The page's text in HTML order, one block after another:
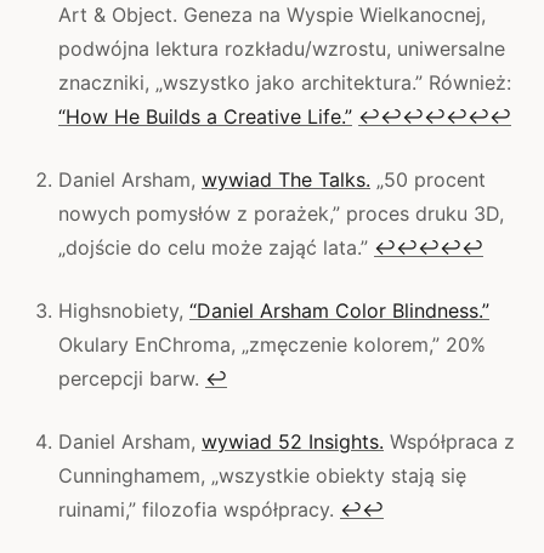
Art & Object. Geneza na Wyspie Wielkanocnej,
podwójna lektura rozkładu/wzrostu, uniwersalne
znaczniki, „wszystko jako architektura.” Również:
“How He Builds a Creative Life.” ↩↩↩↩↩↩↩
Daniel Arsham, wywiad The Talks. „50 procent
nowych pomysłów z porażek,” proces druku 3D,
„dojście do celu może zająć lata.” ↩↩↩↩↩
Highsnobiety, “Daniel Arsham Color Blindness.”
Okulary EnChroma, „zmęczenie kolorem,” 20%
percepcji barw. ↩
Daniel Arsham, wywiad 52 Insights. Współpraca z
Cunninghamem, „wszystkie obiekty stają się
ruinami,” filozofia współpracy. ↩↩